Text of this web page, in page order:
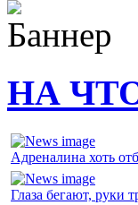
НА
Адреналина хоть
Глаза бегают, руки